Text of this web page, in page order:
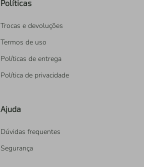
Políticas
Trocas e devoluções
Termos de uso
Políticas de entrega
Política de privacidade
Ajuda
Dúvidas frequentes
Segurança